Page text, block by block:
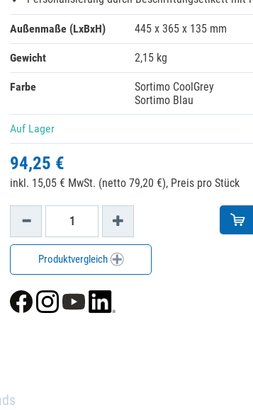
Außenmaße (LxBxH) 445 x 365 x 135 mm
Gewicht 2,15 kg
Farbe
Sortimo CoolGrey
Sortimo Blau
Auf Lager
94,25 €
inkl. 15,05 € MwSt. (netto 79,20 €), Preis pro Stück
Produktvergleich